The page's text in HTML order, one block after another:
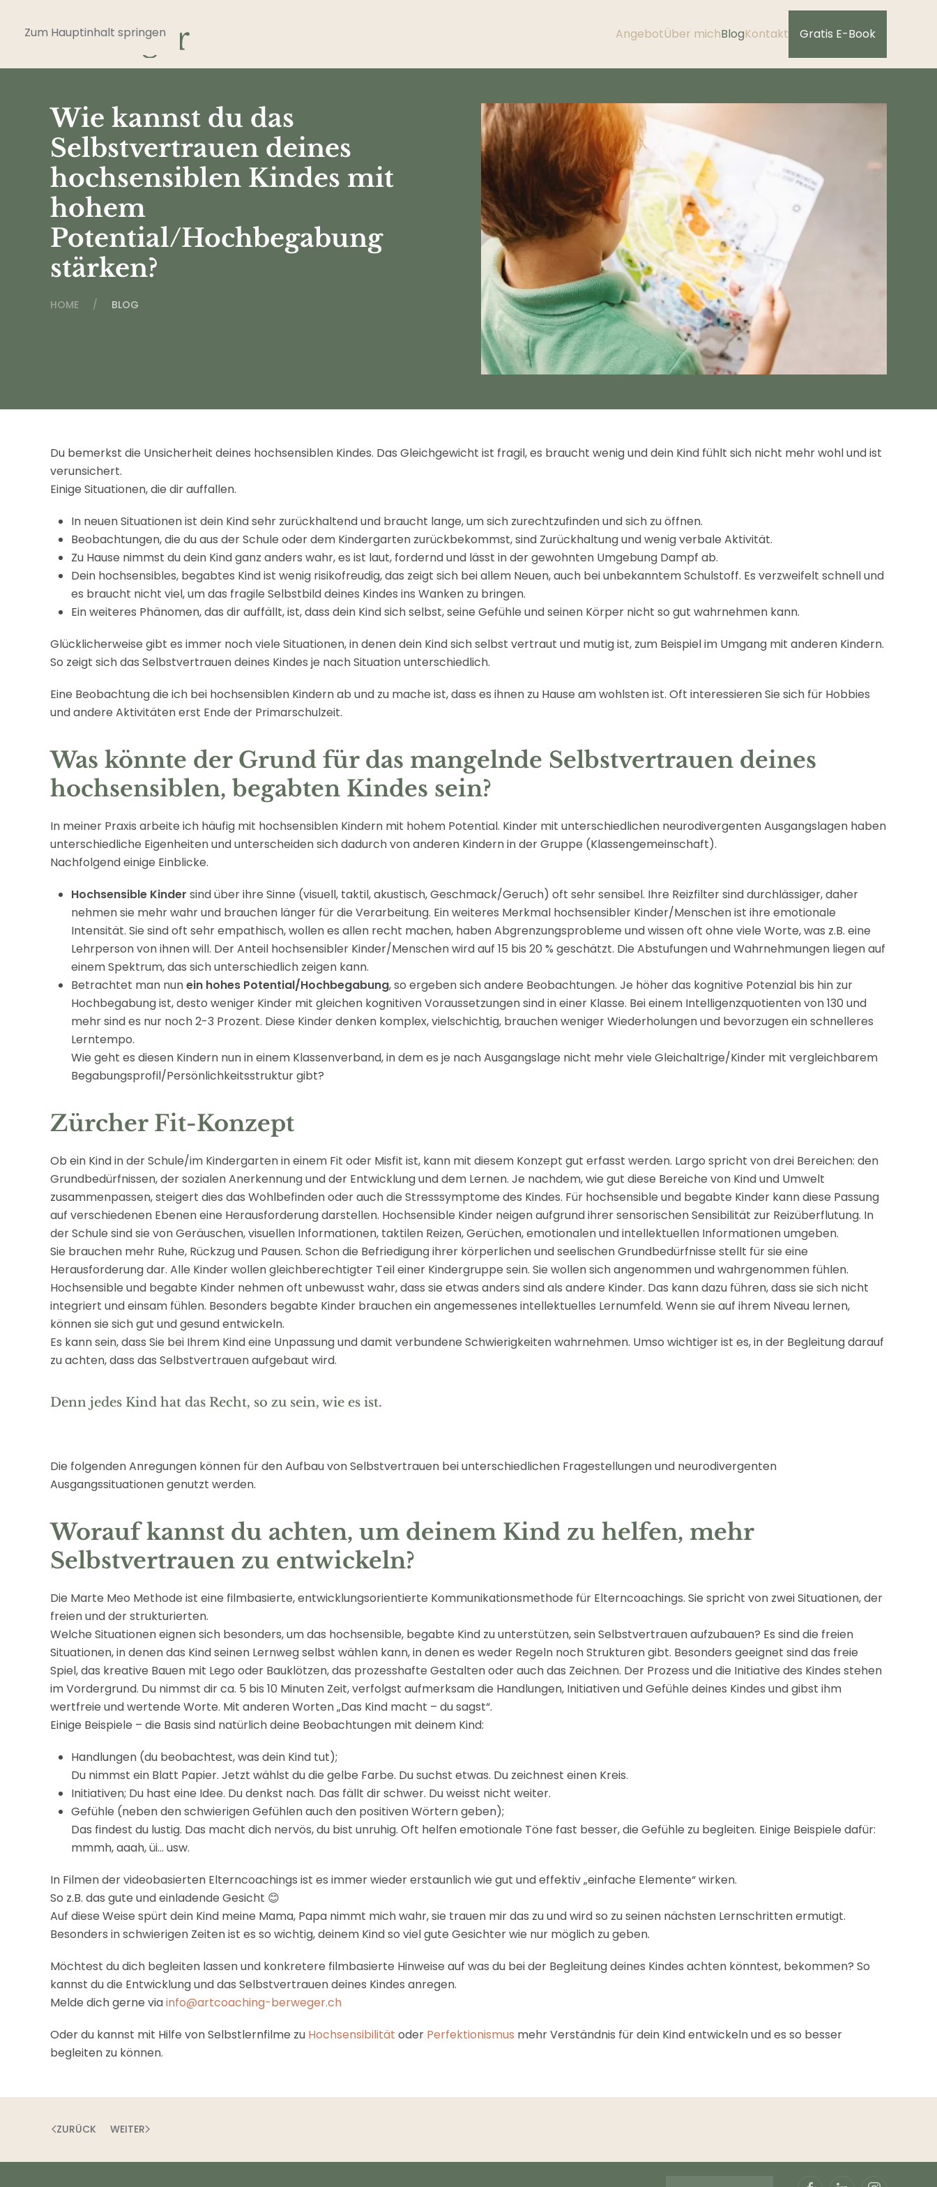
Zum Hauptinhalt springen AngebotÜber michBlogKontakt Gratis E-Book
Wie kannst du das
Selbstvertrauen deines
hochsensiblen Kindes mit
hohem
Potential/Hochbegabung
stärken?
HOME BLOG
Du bemerkst die Unsicherheit deines hochsensiblen Kindes. Das Gleichgewicht ist fragil, es braucht wenig und dein Kind fühlt sich nicht mehr wohl und ist
verunsichert.
Einige Situationen, die dir auffallen.
In neuen Situationen ist dein Kind sehr zurückhaltend und braucht lange, um sich zurechtzufinden und sich zu öffnen.
Beobachtungen, die du aus der Schule oder dem Kindergarten zurückbekommst, sind Zurückhaltung und wenig verbale Aktivität.
Zu Hause nimmst du dein Kind ganz anders wahr, es ist laut, fordernd und lässt in der gewohnten Umgebung Dampf ab.
Dein hochsensibles, begabtes Kind ist wenig risikofreudig, das zeigt sich bei allem Neuen, auch bei unbekanntem Schulstoff. Es verzweifelt schnell und
es braucht nicht viel, um das fragile Selbstbild deines Kindes ins Wanken zu bringen.
Ein weiteres Phänomen, das dir auffällt, ist, dass dein Kind sich selbst, seine Gefühle und seinen Körper nicht so gut wahrnehmen kann.
Glücklicherweise gibt es immer noch viele Situationen, in denen dein Kind sich selbst vertraut und mutig ist, zum Beispiel im Umgang mit anderen Kindern.
So zeigt sich das Selbstvertrauen deines Kindes je nach Situation unterschiedlich.
Eine Beobachtung die ich bei hochsensiblen Kindern ab und zu mache ist, dass es ihnen zu Hause am wohlsten ist. Oft interessieren Sie sich für Hobbies
und andere Aktivitäten erst Ende der Primarschulzeit.
Was könnte der Grund für das mangelnde Selbstvertrauen deines
hochsensiblen, begabten Kindes sein?
In meiner Praxis arbeite ich häufig mit hochsensiblen Kindern mit hohem Potential. Kinder mit unterschiedlichen neurodivergenten Ausgangslagen haben
unterschiedliche Eigenheiten und unterscheiden sich dadurch von anderen Kindern in der Gruppe (Klassengemeinschaft).
Nachfolgend einige Einblicke.
Hochsensible Kinder sind über ihre Sinne (visuell, taktil, akustisch, Geschmack/Geruch) oft sehr sensibel. Ihre Reizfilter sind durchlässiger, daher
nehmen sie mehr wahr und brauchen länger für die Verarbeitung. Ein weiteres Merkmal hochsensibler Kinder/Menschen ist ihre emotionale
Intensität. Sie sind oft sehr empathisch, wollen es allen recht machen, haben Abgrenzungsprobleme und wissen oft ohne viele Worte, was z.B. eine
Lehrperson von ihnen will. Der Anteil hochsensibler Kinder/Menschen wird auf 15 bis 20 % geschätzt. Die Abstufungen und Wahrnehmungen liegen auf
einem Spektrum, das sich unterschiedlich zeigen kann.
Betrachtet man nunein hohes Potential/Hochbegabung, so ergeben sich andere Beobachtungen. Je höher das kognitive Potenzial bis hin zur
Hochbegabung ist, desto weniger Kinder mit gleichen kognitiven Voraussetzungen sind in einer Klasse. Bei einem Intelligenzquotienten von 130 und
mehr sind es nur noch 2-3 Prozent. Diese Kinder denken komplex, vielschichtig, brauchen weniger Wiederholungen und bevorzugen ein schnelleres
Lerntempo.
Wie geht es diesen Kindern nun in einem Klassenverband, in dem es je nach Ausgangslage nicht mehr viele Gleichaltrige/Kinder mit vergleichbarem
Begabungsprofil/Persönlichkeitsstruktur gibt?
Zürcher Fit-Konzept
Ob ein Kind in der Schule/im Kindergarten in einem Fit oder Misfit ist, kann mit diesem Konzept gut erfasst werden. Largo spricht von drei Bereichen: den
Grundbedürfnissen, der sozialen Anerkennung und der Entwicklung und dem Lernen. Je nachdem, wie gut diese Bereiche von Kind und Umwelt
zusammenpassen, steigert dies das Wohlbefinden oder auch die Stresssymptome des Kindes. Für hochsensible und begabte Kinder kann diese Passung
auf verschiedenen Ebenen eine Herausforderung darstellen. Hochsensible Kinder neigen aufgrund ihrer sensorischen Sensibilität zur Reizüberflutung. In
der Schule sind sie von Geräuschen, visuellen Informationen, taktilen Reizen, Gerüchen, emotionalen und intellektuellen Informationen umgeben.
Sie brauchen mehr Ruhe, Rückzug und Pausen. Schon die Befriedigung ihrer körperlichen und seelischen Grundbedürfnisse stellt für sie eine
Herausforderung dar. Alle Kinder wollen gleichberechtigter Teil einer Kindergruppe sein. Sie wollen sich angenommen und wahrgenommen fühlen.
Hochsensible und begabte Kinder nehmen oft unbewusst wahr, dass sie etwas anders sind als andere Kinder. Das kann dazu führen, dass sie sich nicht
integriert und einsam fühlen. Besonders begabte Kinder brauchen ein angemessenes intellektuelles Lernumfeld. Wenn sie auf ihrem Niveau lernen,
können sie sich gut und gesund entwickeln.
Es kann sein, dass Sie bei Ihrem Kind eine Unpassung und damit verbundene Schwierigkeiten wahrnehmen. Umso wichtiger ist es, in der Begleitung darauf
zu achten, dass das Selbstvertrauen aufgebaut wird.
Denn jedes Kind hat das Recht, so zu sein, wie es ist.
Die folgenden Anregungen können für den Aufbau von Selbstvertrauen bei unterschiedlichen Fragestellungen und neurodivergenten
Ausgangssituationen genutzt werden.
Worauf kannst du achten, um deinem Kind zu helfen, mehr
Selbstvertrauen zu entwickeln?
Die Marte Meo Methode ist eine filmbasierte, entwicklungsorientierte Kommunikationsmethode für Elterncoachings. Sie spricht von zwei Situationen, der
freien und der strukturierten.
Welche Situationen eignen sich besonders, um das hochsensible, begabte Kind zu unterstützen, sein Selbstvertrauen aufzubauen? Es sind die freien
Situationen, in denen das Kind seinen Lernweg selbst wählen kann, in denen es weder Regeln noch Strukturen gibt. Besonders geeignet sind das freie
Spiel, das kreative Bauen mit Lego oder Bauklötzen, das prozesshafte Gestalten oder auch das Zeichnen. Der Prozess und die Initiative des Kindes stehen
im Vordergrund. Du nimmst dir ca. 5 bis 10 Minuten Zeit, verfolgst aufmerksam die Handlungen, Initiativen und Gefühle deines Kindes und gibst ihm
wertfreie und wertende Worte. Mit anderen Worten „Das Kind macht – du sagst“.
Einige Beispiele – die Basis sind natürlich deine Beobachtungen mit deinem Kind:
Handlungen (du beobachtest, was dein Kind tut);
Du nimmst ein Blatt Papier. Jetzt wählst du die gelbe Farbe. Du suchst etwas. Du zeichnest einen Kreis.
Initiativen; Du hast eine Idee. Du denkst nach. Das fällt dir schwer. Du weisst nicht weiter.
Gefühle (neben den schwierigen Gefühlen auch den positiven Wörtern geben);
Das findest du lustig. Das macht dich nervös, du bist unruhig. Oft helfen emotionale Töne fast besser, die Gefühle zu begleiten. Einige Beispiele dafür:
mmmh, aaah, üi... usw.
In Filmen der videobasierten Elterncoachings ist es immer wieder erstaunlich wie gut und effektiv „einfache Elemente“ wirken.
So z.B. das gute und einladende Gesicht 😊
Auf diese Weise spürt dein Kind meine Mama, Papa nimmt mich wahr, sie trauen mir das zu und wird so zu seinen nächsten Lernschritten ermutigt.
Besonders in schwierigen Zeiten ist es so wichtig, deinem Kind so viel gute Gesichter wie nur möglich zu geben.
Möchtest du dich begleiten lassen und konkretere filmbasierte Hinweise auf was du bei der Begleitung deines Kindes achten könntest, bekommen? So
kannst du die Entwicklung und das Selbstvertrauen deines Kindes anregen.
Melde dich gerne viainfo@artcoaching-berweger.ch
Oder du kannst mit Hilfe von Selbstlernfilme zu Hochsensibilität oder Perfektionismus mehr Verständnis für dein Kind entwickeln und es so besser
begleiten zu können.
ZURÜCK WEITER